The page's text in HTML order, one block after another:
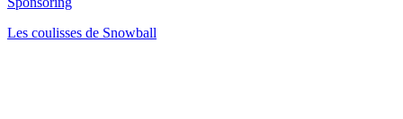
Les coulisses de Snowball